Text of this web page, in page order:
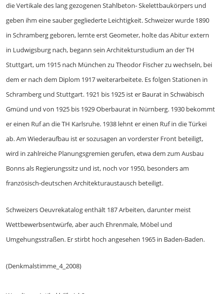
die Vertikale des lang gezogenen Stahlbeton- Skelettbaukörpers und
geben ihm eine sauber gegliederte Leichtigkeit. Schweizer wurde 1890
in Schramberg geboren, lernte erst Geometer, holte das Abitur extern
in Ludwigsburg nach, begann sein Architekturstudium an der TH
Stuttgart, um 1915 nach München zu Theodor Fischer zu wechseln, bei
dem er nach dem Diplom 1917 weiterarbeitete. Es folgen Stationen in
Schramberg und Stuttgart. 1921 bis 1925 ist er Baurat in Schwäbisch
Gmünd und von 1925 bis 1929 Oberbaurat in Nürnberg. 1930 bekommt
er einen Ruf an die TH Karlsruhe. 1938 lehnt er einen Ruf in die Türkei
ab. Am Wiederaufbau ist er sozusagen an vorderster Front beteiligt,
wird in zahlreiche Planungsgremien gerufen, etwa dem zum Ausbau
Bonns als Regierungssitz und ist, noch vor 1950, besonders am
französisch-deutschen Architekturaustausch beteiligt.
Schweizers Oeuvrekatalog enthält 187 Arbeiten, darunter meist
Wettbewerbsentwürfe, aber auch Ehrenmale, Möbel und
Umgehungsstraßen. Er stirbt hoch angesehen 1965 in Baden-Baden.
(Denkmalstimme_4_2008)